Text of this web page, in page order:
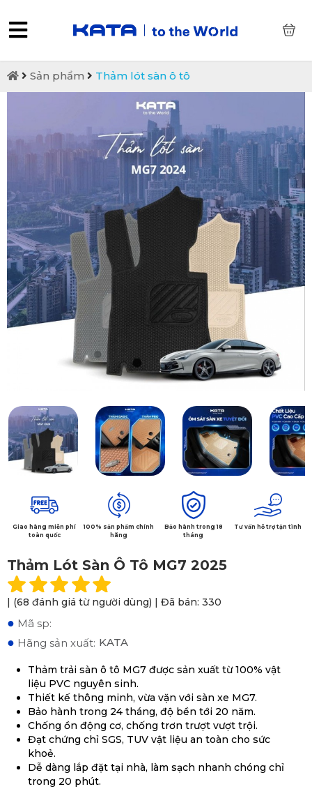
Sản phẩm Thảm lót sàn ô tô
Giao hàng miễn phí
toàn quốc
100% sản phẩm chính
hãng
Bảo hành trong 18
tháng
Tư vấn hỗ trợ tận tình
Thảm Lót Sàn Ô Tô MG7 2025
| (68 đánh giá từ người dùng) | Đã bán: 330
● Mã sp:
● Hãng sản xuất: KATA
Thảm trải sàn ô tô MG7 được sản xuất từ 100% vật
liệu PVC nguyên sinh.
Thiết kế thông minh, vừa vặn với sàn xe MG7.
Bảo hành trong 24 tháng, độ bền tới 20 năm.
Chống ồn động cơ, chống trơn trượt vượt trội.
Đạt chứng chỉ SGS, TUV vật liệu an toàn cho sức
khoẻ.
Dễ dàng lắp đặt tại nhà, làm sạch nhanh chóng chỉ
trong 20 phút.